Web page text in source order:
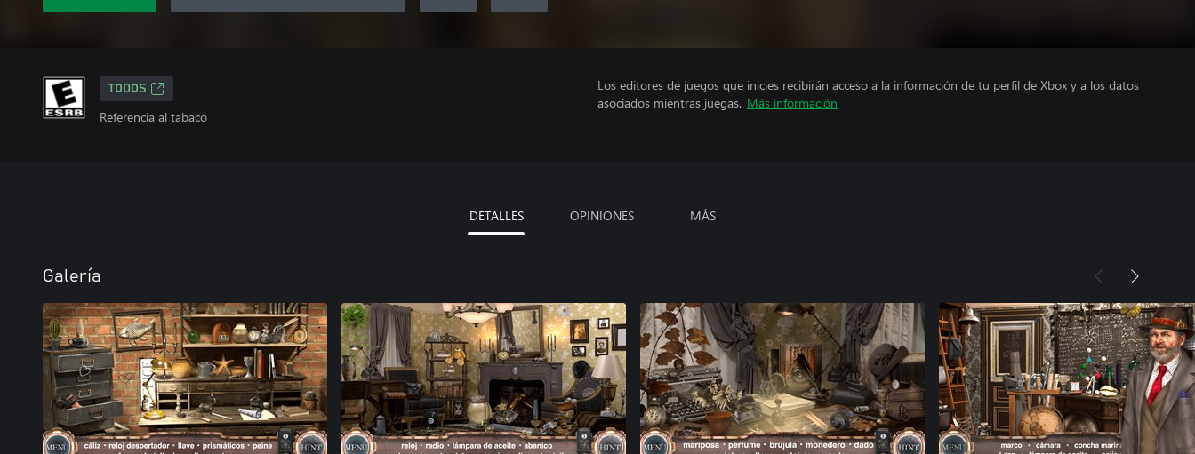
TODOS
Referencia al tabaco
Los editores de juegos que inicies recibirán acceso a la información de tu perfil de Xbox y a los datos
asociados mientras juegas. Más información
DETALLES OPINIONES MÁS
Galería